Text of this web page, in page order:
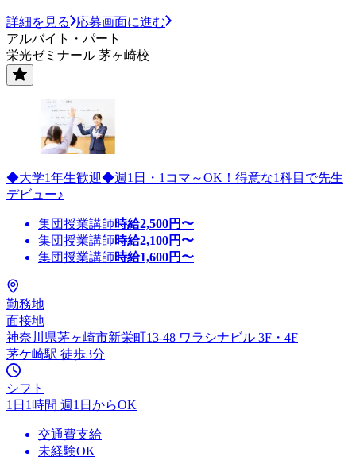
詳細を見る
応募画面に進む
アルバイト・パート
栄光ゼミナール 茅ヶ崎校
◆大学1年生歓迎◆週1日・1コマ～OK！得意な1科目で先生
デビュー♪
集団授業講師時給2,500円〜
集団授業講師時給2,100円〜
集団授業講師時給1,600円〜
勤務地
面接地
神奈川県茅ヶ崎市新栄町13-48 ワラシナビル 3F・4F
茅ケ崎駅 徒歩3分
シフト
1日1時間 週1日からOK
交通費支給
未経験OK